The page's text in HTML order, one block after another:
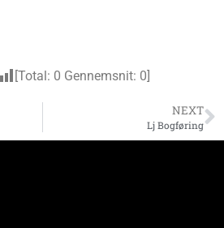
[Total: 0 Gennemsnit: 0
NEXT
Lj Bogføring